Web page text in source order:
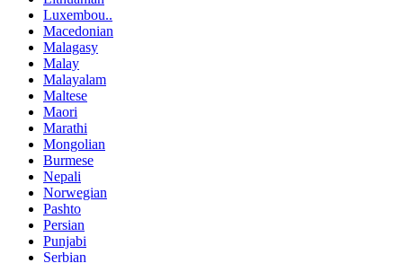
Luxembou..
Macedonian
Malagasy
Malay
Malayalam
Maltese
Maori
Marathi
Mongolian
Burmese
Nepali
Norwegian
Pashto
Persian
Punjabi
Serbian